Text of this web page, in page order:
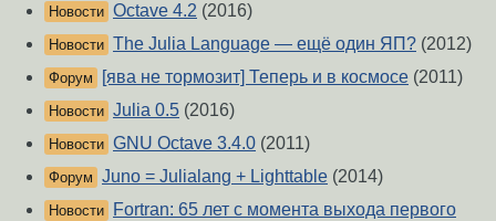
Новости Octave 4.2 (2016)
Новости The Julia Language — ещё один ЯП? (2012)
Форум [ява не тормозит] Теперь и в космосе (2011)
Новости Julia 0.5 (2016)
Новости GNU Octave 3.4.0 (2011)
Форум Juno = Julialang + Lighttable (2014)
Новости
Fortran: 65 лет с момента выхода первого